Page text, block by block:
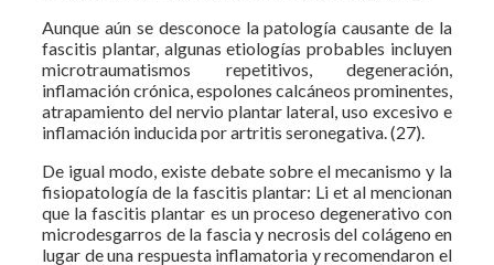
Aunque aún se desconoce la patología causante de la
fascitis plantar, algunas etiologías probables incluyen
microtraumatismos repetitivos, degeneración,
inflamación crónica, espolones calcáneos prominentes,
atrapamiento del nervio plantar lateral, uso excesivo e
inflamación inducida por artritis seronegativa. (27).
De igual modo, existe debate sobre el mecanismo y la
fisiopatología de la fascitis plantar: Li et al mencionan
que la fascitis plantar es un proceso degenerativo con
microdesgarros de la fascia y necrosis del colágeno en
lugar de una respuesta inflamatoria y recomendaron el